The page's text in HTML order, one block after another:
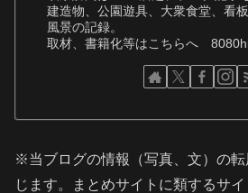
建造物、公園遊具、大衆食堂、看
風景の記録。
取材、書籍化等はこちらへ
※当ブログの情報（写真、文）の
じます。まとめサイトに類するサ